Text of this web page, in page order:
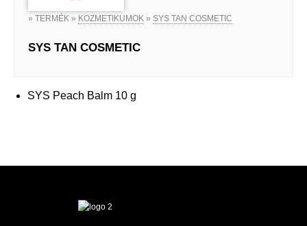
» TERMÉK » KOZMETIKUMOK » SYS TAN COSMETIC
SYS TAN COSMETIC
SYS Peach Balm 10 g